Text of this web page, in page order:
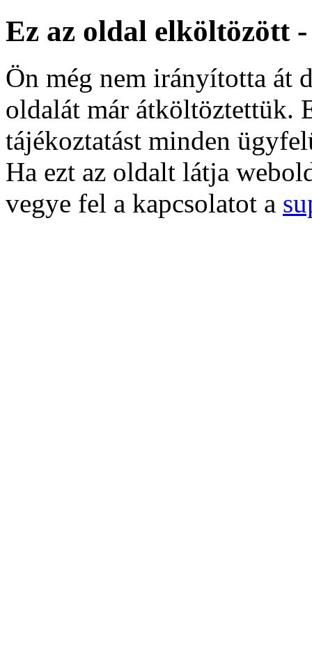
Ez az oldal elköltözött -
Ön még nem irányította át
oldalát már átköltöztettük.
tájékoztatást minden
Ha ezt az oldalt látja
vegye fel a kapcsolatot a